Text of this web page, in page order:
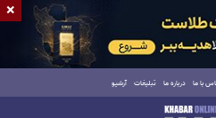
با ما درباره ما تبلیغات آرشیو
×